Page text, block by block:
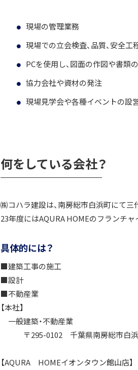
現場の管理業務
現場での立会検査、品質、安全工
PCを使用し、図面の作図や書類
協力会社や資材の発注
現場見学会や各種イベントの
何をしている会社？
㈱コハラ建設は、南房総市白浜町にて三
23年度にはAQURA HOMEのフランチ
具体的には？
■建築工事の施工
■設計
■不動産業
【本社】
一般建築・不動産業
〒295-0102 千葉県南房総市白浜
【AQURA HOMEイオンタウン館山店】